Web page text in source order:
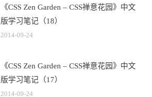
《CSS Zen Garden – CSS禅意花园》中文
版学习笔记（18）
2014-09-24
《CSS Zen Garden – CSS禅意花园》中文
版学习笔记（17）
2014-09-24